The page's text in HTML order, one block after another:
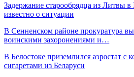
Задержание старообрядца из Литвы в
известно о ситуации
В Сенненском районе прокуратура
воинскими захоронениями и…
В Белостоке приземлился аэростат с
сигаретами из Беларуси